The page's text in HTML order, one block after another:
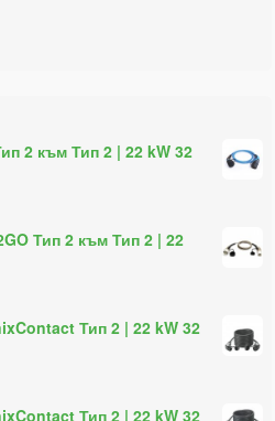
2 към Тип 2 | 22 kW 32
Тип 2 към Тип 2 | 22
Тип 2 | 22 kW 32
Тип 2 | 22 kW 32